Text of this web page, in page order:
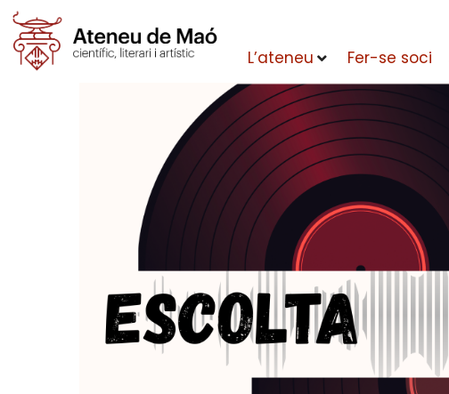
L’ateneu Fer-se soci